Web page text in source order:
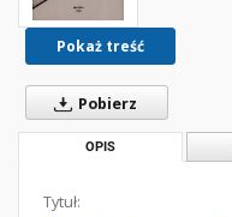
Pokaż treść
Pobierz
OPIS
Tytuł: